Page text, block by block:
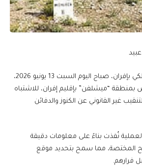
تمكنت عناصر الدرك الملكي بإفران، صباح اليوم السبت 13 يونيو 2026،
“ميشلفن” بإقليم إفران، للاشتباه
غير القانوني عن الكنوز والدفائن
نُفذت بناءً على معلومات دقيقة
مما سمح بتحديد موقع
فرارهم.